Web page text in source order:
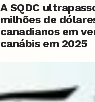
A SQDC
milhões de
canadianos em
canábis em 2025